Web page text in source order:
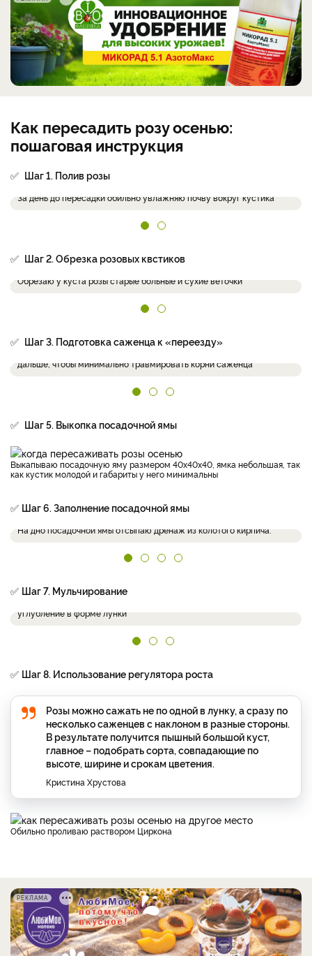
Как пересадить розу осенью:
пошаговая инструкция
✅ Шаг 1. Полив розы
За день до пересадки обильно увлажняю почву вокруг кустика
✅ Шаг 2. Обрезка розовых квстиков
Обрезаю у куста розы старые больные и сухие веточки
✅ Шаг 3. Подготовка саженца к «переезду»
дальше, чтобы минимально травмировать корни саженца
✅ Шаг 5. Выкопка посадочной ямы
Выкапываю посадочную яму размером 40х40х40, ямка небольшая, так
как кустик молодой и габариты у него минимальны
✅ Шаг 6. Заполнение посадочной ямы
На дно посадочной ямы отсыпаю дренаж из колотого кирпича.
✅ Шаг 7. Мульчирование
углубление в форме лунки
✅ Шаг 8. Использование регулятора роста
Розы можно сажать не по одной в лунку, а сразу по
несколько саженцев с наклоном в разные стороны.
В результате получится пышный большой куст,
главное – подобрать сорта, совпадающие по
высоте, ширине и срокам цветения.
Кристина Хрустова
Обильно проливаю раствором Циркона
РЕКЛАМА